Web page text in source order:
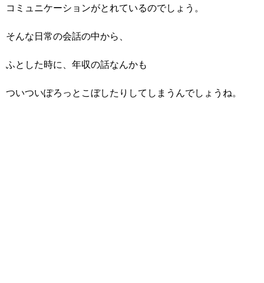
コミュニケーションがとれているのでしょう。
そんな日常の会話の中から、
ふとした時に、年収の話なんかも
ついついぽろっとこぼしたりしてしまうんでしょうね。